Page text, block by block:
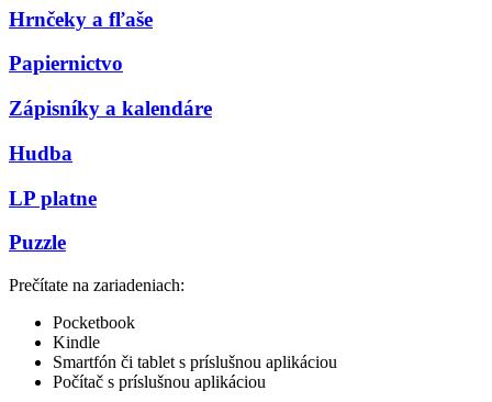
Hrnčeky a fľaše
Papiernictvo
Zápisníky a kalendáre
Hudba
LP platne
Puzzle
Prečítate na zariadeniach:
Pocketbook
Kindle
Smartfón či tablet s príslušnou aplikáciou
Počítač s príslušnou aplikáciou